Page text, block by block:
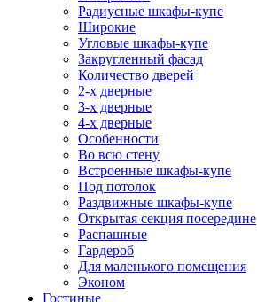
Радиусные шкафы-купе
Широкие
Угловые шкафы-купе
Закругленный фасад
Количество дверей
2-х дверные
3-х дверные
4-х дверные
Особенности
Во всю стену
Встроенные шкафы-купе
Под потолок
Раздвижные шкафы-купе
Открытая секция посередине
Распашные
Гардероб
Для маленького помещения
Эконом
Гостиные